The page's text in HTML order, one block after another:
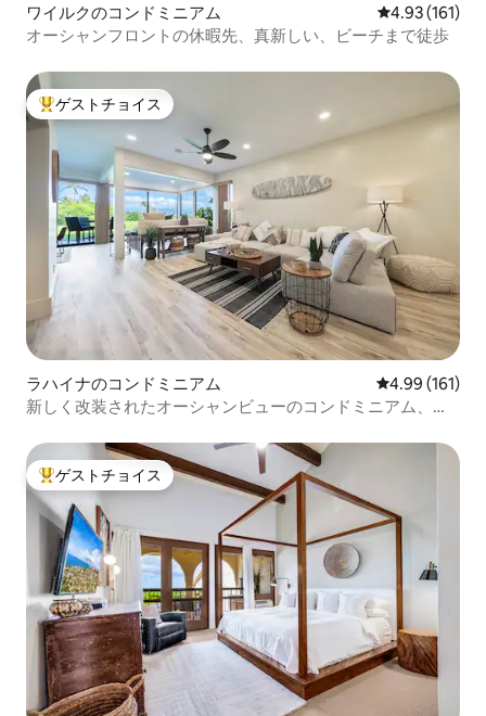
ワイルクのコンドミニアム レビュー161
4.93 (161)
オーシャンフロントの休暇先、真新しい、ビーチまで徒歩
大好評のゲストチョイスです。
ゲストチョイス
ラハイナのコンドミニアム レビュー161
4.99 (161)
新しく改装されたオーシャンビューのコンドミニアム、ビ
大好評のゲストチョイスです。
ゲストチョイス